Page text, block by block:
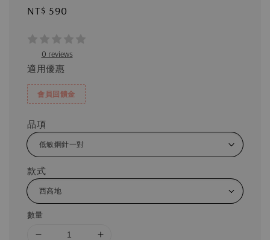
Regular
NT$ 590
0 reviews
適用優惠
會員回饋金
品項
款式
數量